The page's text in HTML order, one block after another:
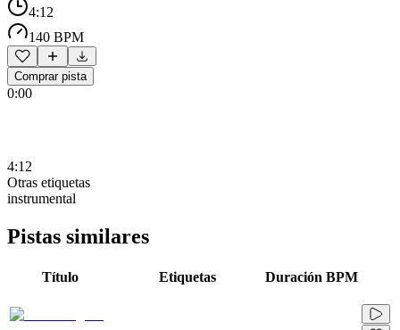
4:12
140 BPM
Comprar pista
0:00
4:12
Otras etiquetas
instrumental
Pistas similares
Título Etiquetas Duración BPM